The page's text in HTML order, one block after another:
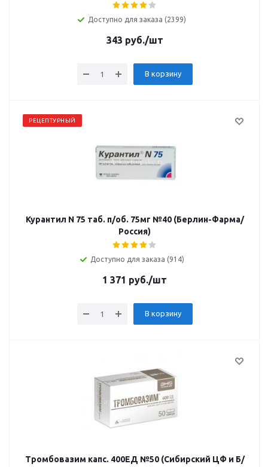
Доступно для заказа (2399)
343 руб./шт
В корзину
РЕЦЕПТУРНЫЙ
Курантил N 75 таб. п/об. 75мг №40 (Берлин-Фарма/
Россия)
Доступно для заказа (914)
1 371 руб./шт
В корзину
Тромбовазим капс. 400ЕД №50 (Сибирский ЦФ и Б/